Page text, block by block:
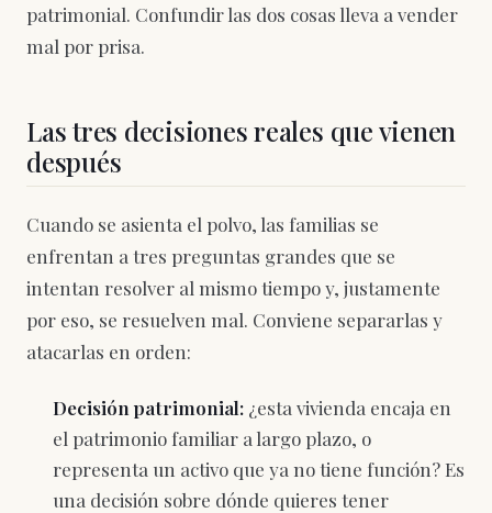
patrimonial. Confundir las dos cosas lleva a vender
mal por prisa.
Las tres decisiones reales que vienen
después
Cuando se asienta el polvo, las familias se
enfrentan a tres preguntas grandes que se
intentan resolver al mismo tiempo y, justamente
por eso, se resuelven mal. Conviene separarlas y
atacarlas en orden:
Decisión patrimonial: ¿esta vivienda encaja en
el patrimonio familiar a largo plazo, o
representa un activo que ya no tiene función? Es
una decisión sobre dónde quieres tener